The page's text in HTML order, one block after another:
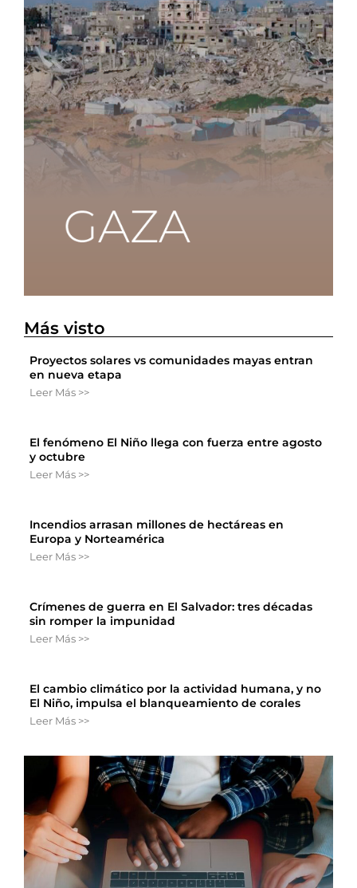
Más visto
Proyectos solares vs comunidades mayas entran
en nueva etapa
Leer Más >>
El fenómeno El Niño llega con fuerza entre agosto
y octubre
Leer Más >>
Incendios arrasan millones de hectáreas en
Europa y Norteamérica
Leer Más >>
Crímenes de guerra en El Salvador: tres décadas
sin romper la impunidad
Leer Más >>
El cambio climático por la actividad humana, y no
El Niño, impulsa el blanqueamiento de corales
Leer Más >>